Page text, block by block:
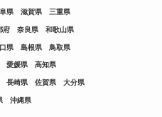
県 滋賀県 三重県
府 奈良県 和歌山県
県 島根県 鳥取県
愛媛県 高知県
長崎県 佐賀県 大分県
沖縄県